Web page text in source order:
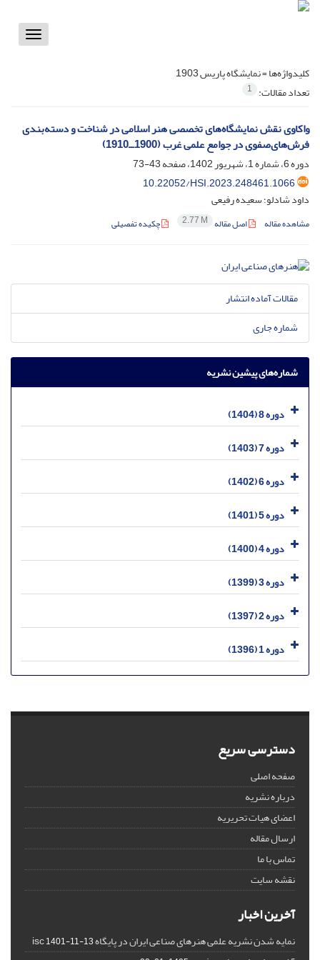
Toggle
کلیدواژه‌ها =نمایشگاه پاریس 1903
تعداد مقالات: 1
واکاوی نقش نمایشگاه‌های تخصصی هنر اسلامی در شناخت و دسته‌بندی
فرش‌های‌صفوی در جوامع علمی غرب ‏‏(1900ــ1910)‏
دوره 6، شماره 1، شهریور 1402، صفحه
43-73
10.22052/HSI.2023.248461.1066
داود شادلو؛ سعیده رفیعی
مشاهده مقاله اصل مقاله 2.77 M چکیده تفصیلی
مقالات آماده انتشار
شماره جاری
شماره‌های پیشین نشریه
دوره 8 (1404)
دوره 7 (1403)
دوره 6 (1402)
دوره 5 (1401)
دوره 4 (1400)
دوره 3 (1399)
دوره 2 (1397)
دوره 1 (1396)
دسترسی سریع
صفحه اصلی
درباره نشریه
اعضای هیات تحریریه
ارسال مقاله
تماس با ما
نقشه سایت
آخرین اخبار
نمایه شدن نشریه علمی هنرهای صناعی ایران در پایگاه isc1401-11-13